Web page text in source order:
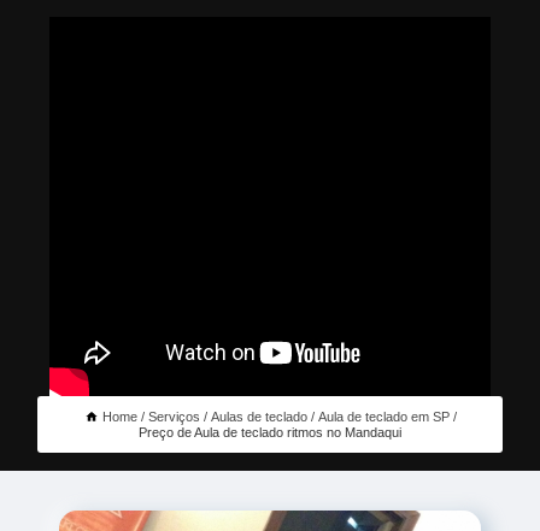
Home Serviços Aulas de teclado
Aula de teclado em SP
Preço de Aula de teclado ritmos no Mandaqui